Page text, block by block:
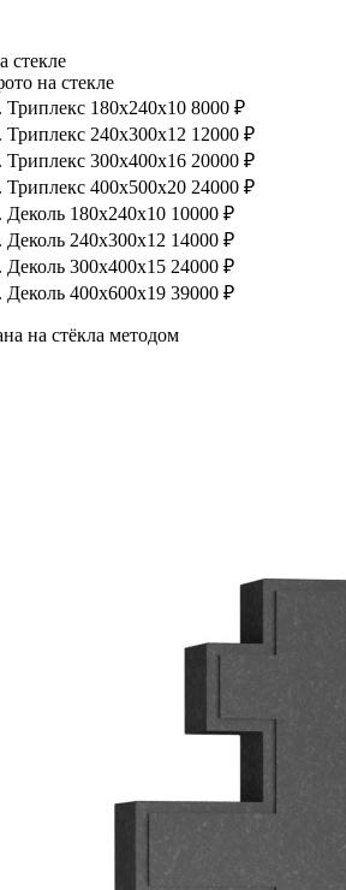
стекле
на стекле
Триплекс 180х240х10 8000 ₽
Триплекс 240х300х12 12000 ₽
Триплекс 300х400х16 20000 ₽
Триплекс 400х500х20 24000 ₽
Деколь 180х240х10 10000 ₽
Деколь 240х300х12 14000 ₽
Деколь 300х400х15 24000 ₽
Деколь 400х600х19 39000 ₽
на стёкла методом